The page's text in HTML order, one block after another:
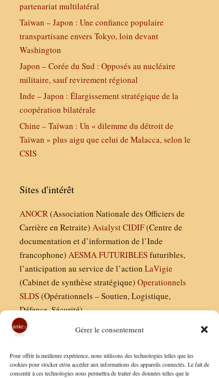
Gérer le consentement
Pour offrir la meilleure expérience, nous utilisons des technologies telles que les
cookies pour stocker et/ou accéder aux informations des appareils connectés. Le fait de
consentir à ces technologies nous permettra de traiter des données telles que le
partenariat multilatéral
Taïwan – Japon : Une confiance populaire
transpartisane envers Tokyo, loin devant
Washington
Japon – Corée du Sud : Opposés au nucléaire
militaire, sauf revirement régional
Inde – Japon : Élargissement stratégique de la
coopération bilatérale
Chine – Taïwan : Un « dilemme du détroit de
Taïwan » plus aigu que celui de Malacca, selon le
CSIS
Sites d'intérêt
ANOCR(Association Nationale des Officiers de
Carrière en Retraite) AsialystCIDIF(Centre de
documentation et d’information de l’Inde
francophone) AESMAFUTURIBLESfuturibles,
l’anticipation au service de l’action LaVigie
(Cabinet de synthèse stratégique) Operationnels
SLDS(Opérationnels – Soutien, Logistique,
Défense, Sécurité)
Finaldées EURL